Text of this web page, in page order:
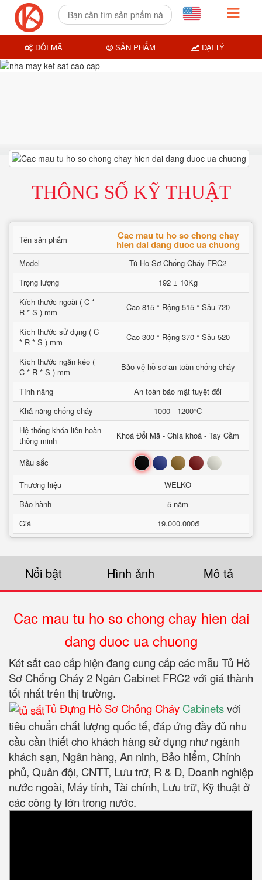
THÔNG SỐ KỸ THUẬT
Tên sản phẩm Cac mau tu ho so chong chay
hien dai dang duoc ua chuong
Model
Tủ Hồ Sơ Chống Cháy FRC2
Trọng lượng
192 ± 10Kg
Kích thước ngoài ( C *
R * S ) mm
Cao 815 * Rộng 515 * Sâu 720
Kích thước sử dụng ( C
* R * S ) mm
Cao 300 * Rộng 370 * Sâu 520
Kích thước ngăn kéo (
C * R * S ) mm
Bảo vệ hồ sơ an toàn chống cháy
Tính năng
An toàn bảo mật tuyệt đối
Khả năng chống cháy
1000 - 1200°C
Hệ thống khóa liên hoàn
thông minh
Khoá Đổi Mã - Chìa khoá - Tay Cầm
Mầu sắc Đen Xanh Nâu Đỏ Trắng
Thương hiệu
WELKO
Bảo hành
5 năm
Giá
19.000.000đ
Nổi bật Hình ảnh Mô tả
Cac mau tu ho so chong chay hien dai
dang duoc ua chuong
Két sắt cao cấp hiện đang cung cấp các mẫu Tủ Hồ
Sơ Chống Cháy 2 Ngăn Cabinet FRC2 với giá thành
tốt nhất trên thị trường.
Tủ Đựng Hồ Sơ Chống Cháy Cabinetsvới
tiêu chuẩn chất lượng quốc tế, đáp ứng đầy đủ nhu
cầu cần thiết cho khách hàng sử dụng như ngành
khách sạn, Ngân hàng, An ninh, Bảo hiểm, Chính
phủ, Quân đội, CNTT, Lưu trữ, R & D, Doanh nghiệp
nước ngoài, Máy tính, Tài chính, Lưu trữ, Kỹ thuật ở
các công ty lớn trong nước.
ĐỔI MÃ SẢN PHẨM ĐẠI LÝ